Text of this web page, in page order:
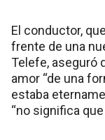
El conductor,
frente de una
Telefe, aseguró
amor “de una
estaba
“no significa